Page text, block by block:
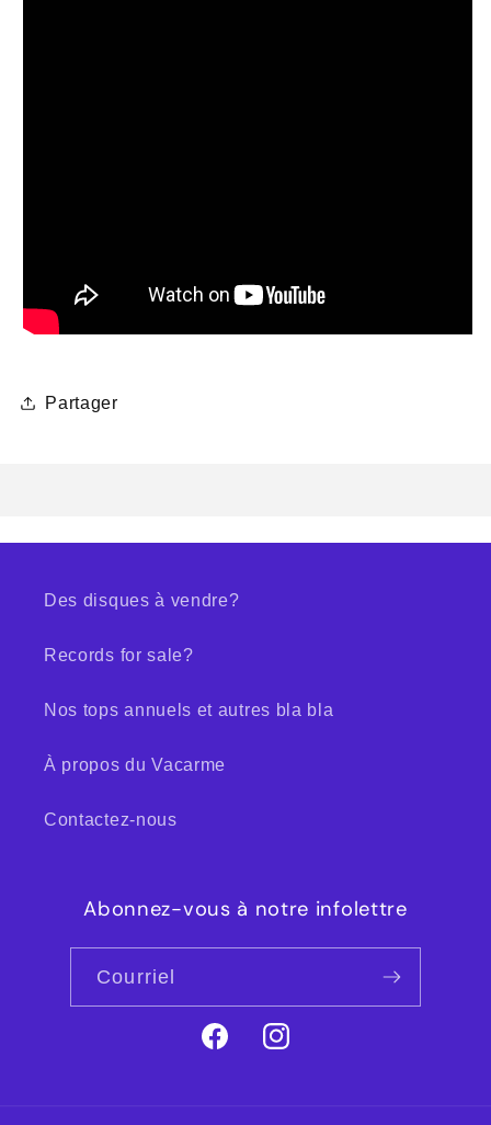
Partager
Des disques à vendre?
Records for sale?
Nos tops annuels et autres bla bla
À propos du Vacarme
Contactez-nous
Abonnez-vous à notre infolettre
Courriel
FacebookInstagram